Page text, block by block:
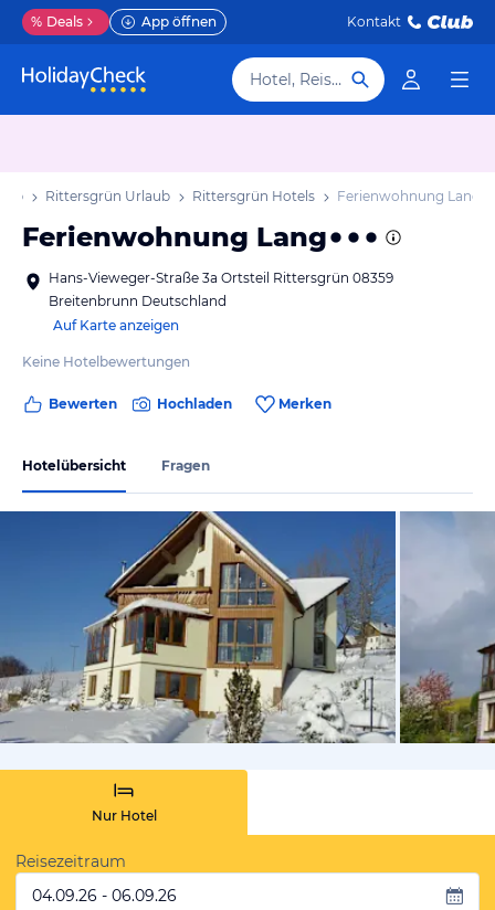
% Deals App öffnen Kontakt
Hotel, Reiseziel
Rittersgrün Urlaub Rittersgrün Hotels Ferienwohnung Lang
Ferienwohnung Lang
Hans-Vieweger-Straße 3a Ortsteil Rittersgrün 08359
Breitenbrunn Deutschland
Auf Karte anzeigen
Keine Hotelbewertungen
Bewerten Hochladen Merken
Hotelübersicht Fragen
von
Nur Hotel
Reisezeitraum
04.09.26 - 06.09.26